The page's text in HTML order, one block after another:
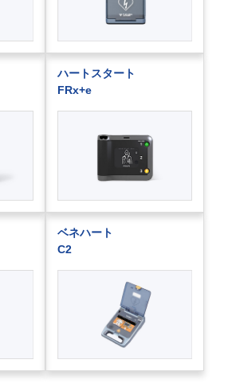
ハートスタート
FRx+e
ベネハート
C2